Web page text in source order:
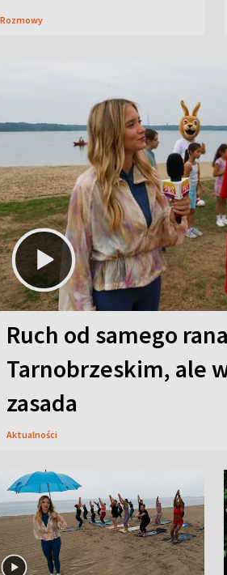
Rozmowy
Ruch od samego
Tarnobrzeskim, ale
zasada
Aktualności